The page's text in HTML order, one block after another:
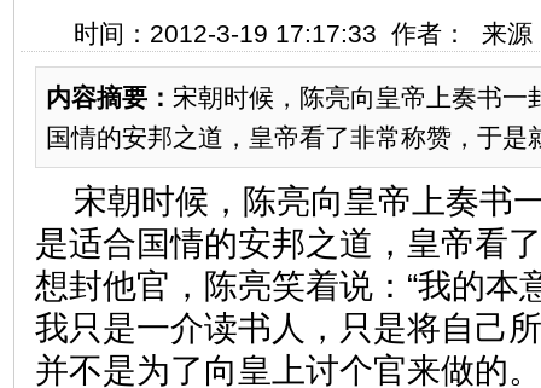
时间：2012-3-19 17:17:33 作者： 来
内容摘要： 宋朝时候，陈亮向皇帝上奏书一
国情的安邦之道，皇帝看了非常称赞，于是
宋朝时候，陈亮向皇帝上奏书
是适合国情的安邦之道，皇帝看
想封他官，陈亮笑着说：“我的本
我只是一介读书人，只是将自己
并不是为了向皇上讨个官来做的